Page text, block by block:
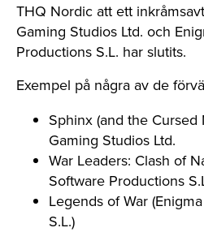
THQ Nordic att ett
Gaming Studios Ltd. och
Productions S.L. har slutits.
Exempel på några av de
Sphinx (and the
Gaming Studios Ltd.
War Leaders: Clash of
Software Productions
Legends of War
S.L.)